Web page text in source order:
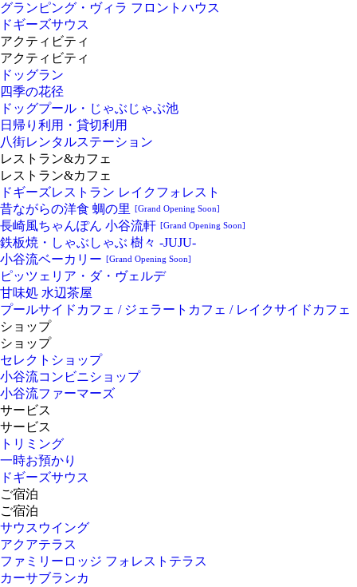
グランピング・ヴィラ フロントハウス
ドギーズサウス
アクティビティ
アクティビティ
ドッグラン
四季の花径
ドッグプール・じゃぶじゃぶ池
日帰り利用・貸切利用
八街レンタルステーション
レストラン&カフェ
レストラン&カフェ
ドギーズレストラン レイクフォレスト
昔ながらの洋食 蜩の里 [Grand Opening Soon]
長崎風ちゃんぽん 小谷流軒 [Grand Opening Soon]
鉄板焼・しゃぶしゃぶ 樹々 -JUJU-
小谷流ベーカリー [Grand Opening Soon]
ピッツェリア・ダ・ヴェルデ
甘味処 水辺茶屋
プールサイドカフェ / ジェラートカフェ / レイクサイドカフェ
ショップ
ショップ
セレクトショップ
小谷流コンビニショップ
小谷流ファーマーズ
サービス
サービス
トリミング
一時お預かり
ドギーズサウス
ご宿泊
ご宿泊
サウスウイング
アクアテラス
ファミリーロッジ フォレストテラス
カーサブランカ